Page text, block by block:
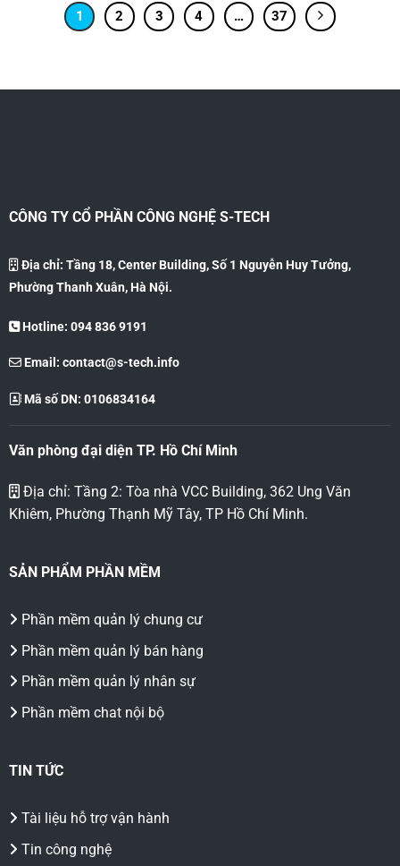
1 2 3 4 … 37
CÔNG TY CỔ PHẦN CÔNG NGHỆ S-TECH
Địa chỉ: Tầng 18, Center Building, Số 1 Nguyễn Huy Tưởng,
Phường Thanh Xuân, Hà Nội.
Hotline: 094 836 9191
Email: contact@s-tech.info
Mã số DN: 0106834164
Văn phòng đại diện TP. Hồ Chí Minh
Địa chỉ: Tầng 2: Tòa nhà VCC Building, 362 Ung Văn
Khiêm, Phường Thạnh Mỹ Tây, TP Hồ Chí Minh.
SẢN PHẨM PHẦN MỀM
Phần mềm quản lý chung cư
Phần mềm quản lý bán hàng
Phần mềm quản lý nhân sự
Phần mềm chat nội bộ
TIN TỨC
Tài liệu hỗ trợ vận hành
Tin công nghệ